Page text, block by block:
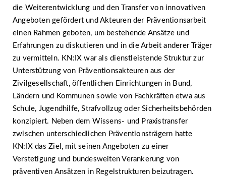
die Weiterentwicklung und den Transfer von innovativen
Angeboten gefördert und Akteuren der Präventionsarbeit
einen Rahmen geboten, um bestehende Ansätze und
Erfahrungen zu diskutieren und in die Arbeit anderer Träger
zu vermitteln. KN:IX war als dienstleistende Struktur zur
Unterstützung von Präventionsakteuren aus der
Zivilgesellschaft, öffentlichen Einrichtungen in Bund,
Ländern und Kommunen sowie von Fachkräften etwa aus
Schule, Jugendhilfe, Strafvollzug oder Sicherheitsbehörden
konzipiert. Neben dem Wissens- und Praxistransfer
zwischen unterschiedlichen Präventionsträgern hatte
KN:IX das Ziel, mit seinen Angeboten zu einer
Verstetigung und bundesweiten Verankerung von
präventiven Ansätzen in Regelstrukturen beizutragen.